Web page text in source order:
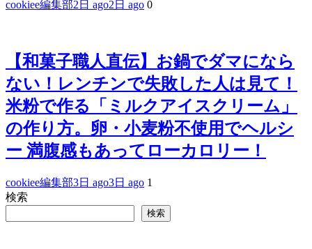
cookiee編集部2日 ago2日 ago 0
【和菓子職人直伝】お鍋でダマになら
ない！レンチンで失敗した人は見て！
米粉で作る「ミルクアイスクリーム」
の作り方。卵・小麦粉不使用でヘルシ
ー 満腹感もあってローカロリー！
cookiee編集部3日 ago3日 ago 1
検索
検索